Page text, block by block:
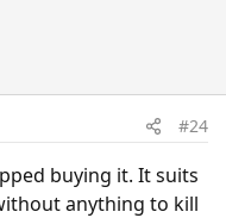
#24
buying it. It suits
anything to kill